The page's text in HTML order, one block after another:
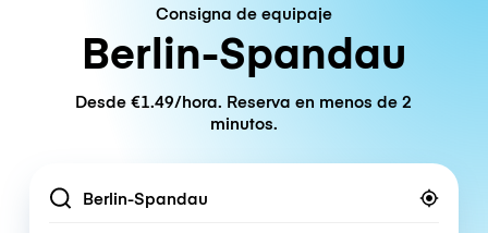
Consigna de equipaje
Berlin-Spandau
Desde €1.49/hora. Reserva en menos de 2
minutos.
Location